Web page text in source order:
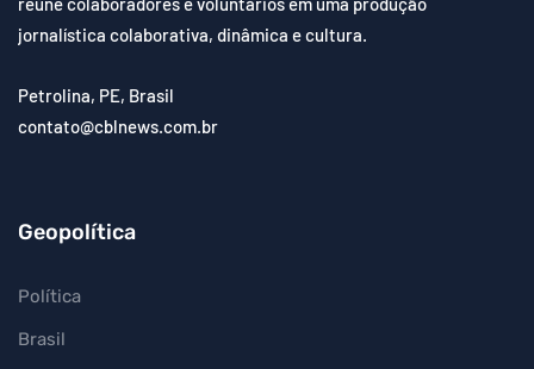
jornalística colaborativa, dinâmica e cultura.
Petrolina, PE, Brasil
contato@cblnews.com.br
Geopolítica
Política
Brasil